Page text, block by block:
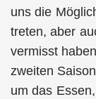
uns die
treten, aber
vermisst
zweiten
um das